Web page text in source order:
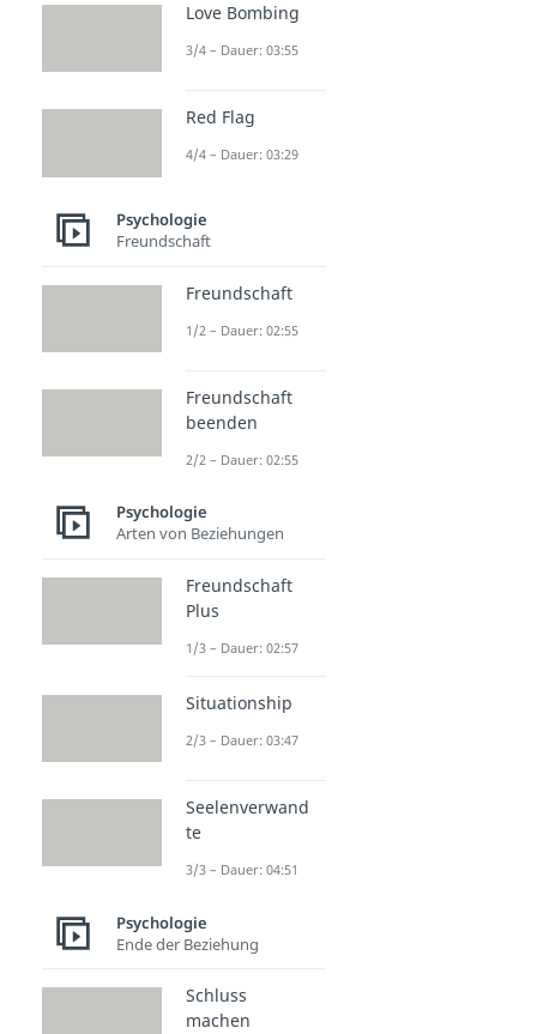
Love Bombing
3/4 – Dauer: 03:55
Red Flag
4/4 – Dauer: 03:29
Psychologie
Freundschaft
Freundschaft
1/2 – Dauer: 02:55
Freundschaft
beenden
2/2 – Dauer: 02:55
Psychologie
Arten von Beziehungen
Freundschaft
Plus
1/3 – Dauer: 02:57
Situationship
2/3 – Dauer: 03:47
Seelenverwand
te
3/3 – Dauer: 04:51
Psychologie
Ende der Beziehung
Schluss
machen